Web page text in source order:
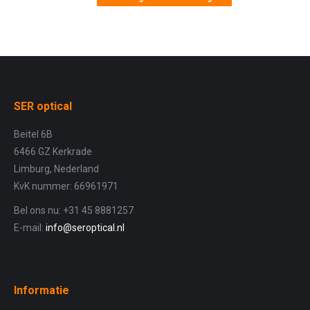
SER optical
Beitel 6B
6466 GZ Kerkrade
Limburg, Nederland
KvK nummer: 66961971
Bel ons nu: +31 45 8881257
E-mail: info@seroptical.nl
Informatie